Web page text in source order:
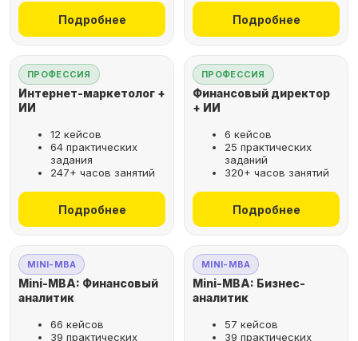
Подробнее Подробнее
ПРОФЕССИЯ
Интернет-маркетолог +
ИИ
12 кейсов
64 практических
задания
247+ часов занятий
Подробнее
ПРОФЕССИЯ
Финансовый директор
+ ИИ
6 кейсов
25 практических
заданий
320+ часов занятий
Подробнее
MINI-MBA
Mini-MBA: Финансовый
аналитик
66 кейсов
39 практических
MINI-MBA
Mini-MBA: Бизнес-
аналитик
57 кейсов
39 практических
Рассрочка за 2 минуты,
не выходя из дома
Выбрать курс